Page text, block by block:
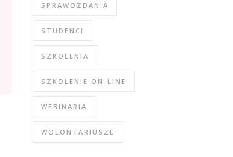
SPRAWOZDANIA
STUDENCI
SZKOLENIA
SZKOLENIE ON-LINE
WEBINARIA
WOLONTARIUSZE